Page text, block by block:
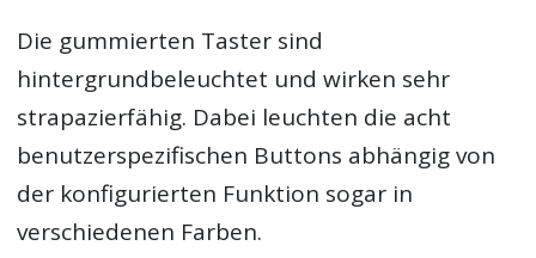
Die gummierten Taster sind
hintergrundbeleuchtet und wirken sehr
strapazierfähig. Dabei leuchten die acht
benutzerspezifischen Buttons abhängig von
der konfigurierten Funktion sogar in
verschiedenen Farben.